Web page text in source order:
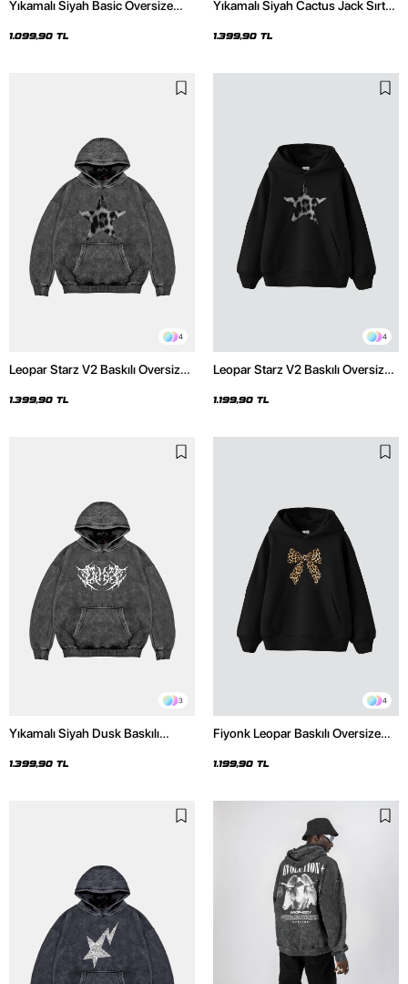
Yıkamalı Siyah Basic Oversize
1.099,90 TL
Yıkamalı Siyah Cactus Jack Sırt
1.399,90 TL
4
Leopar Starz V2 Baskılı Oversize
Hoodie
1.399,90 TL
4
Leopar Starz V2 Baskılı Oversize
1.199,90 TL
3
Yıkamalı Siyah Dusk Baskılı
1.399,90 TL
4
Fiyonk Leopar Baskılı Oversize
1.199,90 TL